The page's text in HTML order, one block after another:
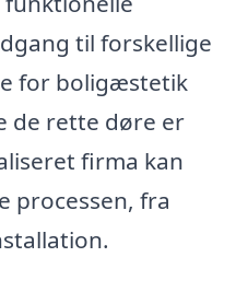
til forskellige
for boligæstetik
de rette døre er
firma kan
processen, fra